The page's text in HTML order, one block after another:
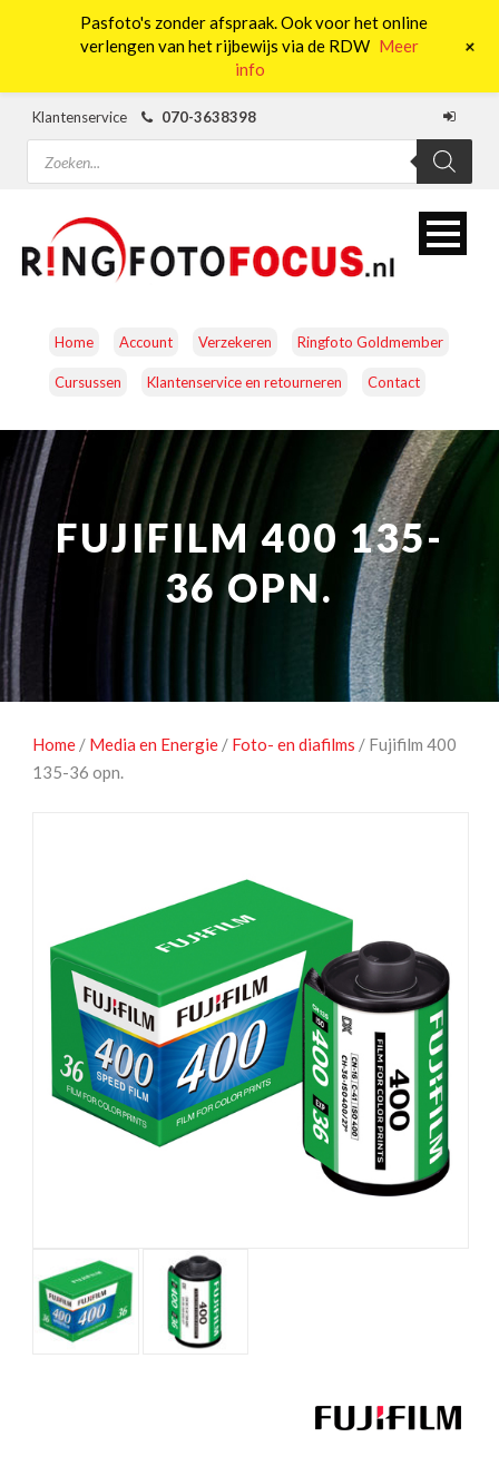
Klantenservice
070-3638398
Producten
zoeken
Home Account Verzekeren Ringfoto Goldmember
Cursussen Klantenservice en retourneren Contact
CAMERA’S OBJECTIEVEN ACCESSOIRES
NATUUROBSERVATIE MEDIA EN ENERGIE
STUDIOFOTOGRAFIE OCCASIONS
FUJIFILM 400 135-
36 OPN.
Home / Media en Energie / Foto- en diafilms / Fujifilm 400
135-36 opn.
Pasfoto's zonder afspraak. Ook voor het online
verlengen van het rijbewijs via de RDW Meer
info
+